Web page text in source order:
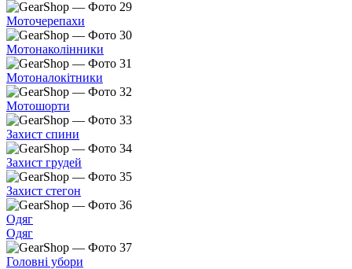
Моточерепахи
Мотонаколінники
Мотоналокітники
Мотошорти
Захист спини
Захист грудей
Захист стегон
Одяг
Одяг
Головні убори